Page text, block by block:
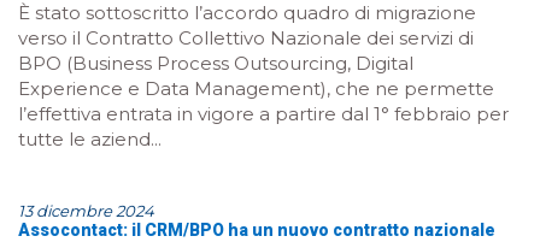
È stato sottoscritto l’accordo quadro di migrazione
verso il Contratto Collettivo Nazionale dei servizi di
BPO (Business Process Outsourcing, Digital
Experience e Data Management), che ne permette
l’effettiva entrata in vigore a partire dal 1° febbraio per
tutte le aziend...
13 dicembre 2024
Assocontact: il CRM/BPO ha un nuovo contratto nazionale